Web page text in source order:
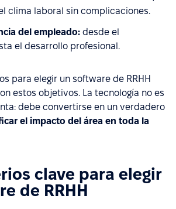
clima laboral sin complicaciones.
del empleado: desde el
el desarrollo profesional.
para elegir un software de RRHH
estos objetivos. La tecnología no es
debe convertirse en un verdadero
el impacto del área en toda la
clave para elegir
de RRHH